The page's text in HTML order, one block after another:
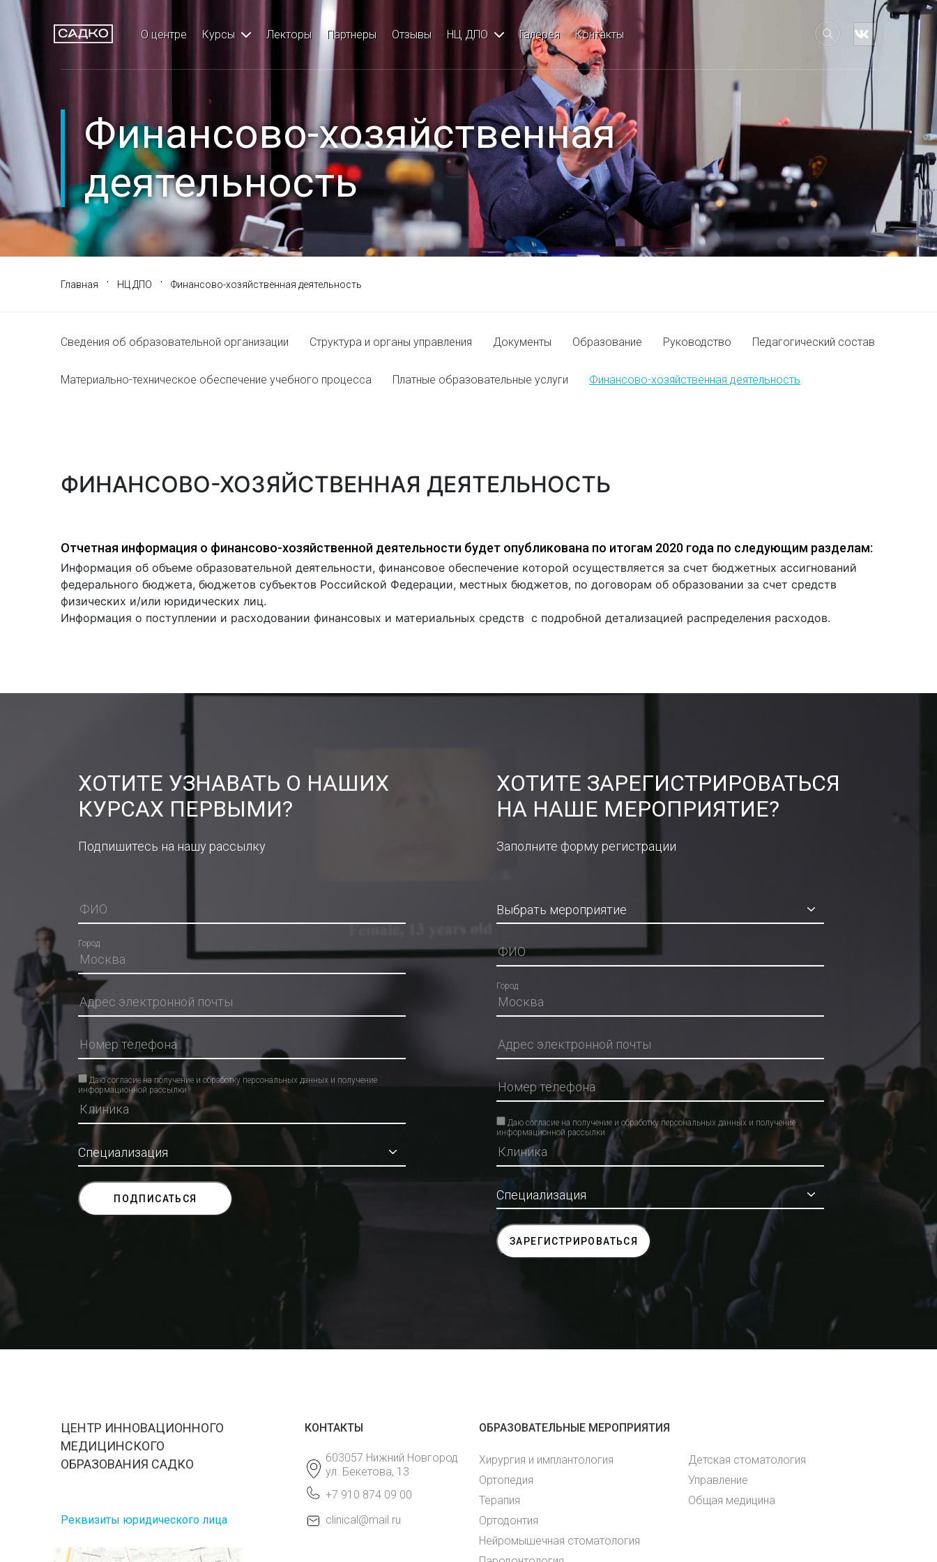
Меню
Главная
О центре
Курсы
Курсы
Хирургия и имплантология
Ортодонтия
Терапия
Детская стоматология
Профилактическая стоматология
Лекторы
Партнеры
Отзывы
О центре Курсы Лекторы Партнеры Отзывы НЦ ДПО Галерея Контакты
Финансово-хозяйственная
деятельность
Главная · НЦ ДПО · Финансово-хозяйственная деятельность
Сведения об образовательной организации Структура и органы управления Документы Образование Руководство Педагогический состав
Материально-техническое обеспечение учебного процесса Платные образовательные услуги Финансово-хозяйственная деятельность
ФИНАНСОВО-ХОЗЯЙСТВЕННАЯ ДЕЯТЕЛЬНОСТЬ
Отчетная информация о финансово-хозяйственной деятельности будет опубликована по итогам 2020 года по следующим разделам:
Информация об объеме образовательной деятельности, финансовое обеспечение которой осуществляется за счет бюджетных ассигнований
федерального бюджета, бюджетов субъектов Российской Федерации, местных бюджетов, по договорам об образовании за счет средств
физических и/или юридических лиц.
Информация о поступлении и расходовании финансовых и материальных средств с подробной детализацией распределения расходов.
ХОТИТЕ УЗНАВАТЬ О НАШИХ
КУРСАХ ПЕРВЫМИ?
Подпишитесь на нашу рассылку
Город
Даю согласие на получение и обработку персональных данных и получение
информационной рассылки
ХОТИТЕ ЗАРЕГИСТРИРОВАТЬСЯ
НА НАШЕ МЕРОПРИЯТИЕ?
Заполните форму регистрации
Город
Даю согласие на получение и обработку персональных данных и получение
информационной рассылки
ЦЕНТР ИННОВАЦИОННОГО
МЕДИЦИНСКОГО
ОБРАЗОВАНИЯ САДКО
Реквизиты юридического лица
КОНТАКТЫ
603057 Нижний Новгород
ул. Бекетова, 13
+7 910 874 09 00
clinical@mail.ru
ОБРАЗОВАТЕЛЬНЫЕ МЕРОПРИЯТИЯ
Хирургия и имплантология
Ортопедия
Терапия
Ортодонтия
Нейромышечная стоматология
Детская стоматология
Управление
Общая медицина